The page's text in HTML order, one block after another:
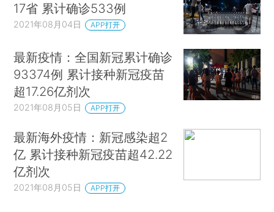
17省 累计确诊533例
2021年08月04日 APP打开
最新疫情：全国新冠累计确诊
93374例 累计接种新冠疫苗
超17.26亿剂次
2021年08月05日 APP打开
最新海外疫情：新冠感染超2
亿 累计接种新冠疫苗超42.22
亿剂次
2021年08月05日 APP打开